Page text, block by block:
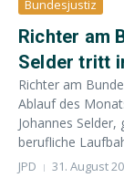
Bundesjustiz
Richter am
Selder tritt
Richter am
Ablauf des
Johannes
berufliche
JPD 31. August